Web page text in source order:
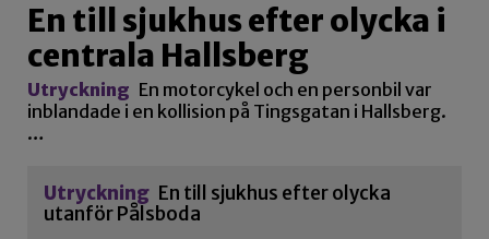
En till sjukhus efter olycka i
centrala Hallsberg
Utryckning En motorcykel och en personbil var
inblandade i en kollision på Tingsgatan i Hallsberg.
…
Utryckning En till sjukhus efter olycka
utanför Pålsboda